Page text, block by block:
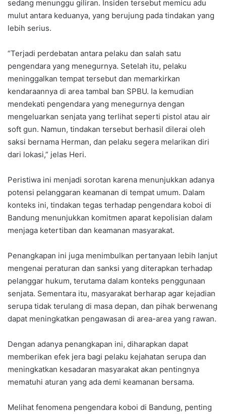
sedang menunggu giliran. Insiden tersebut memicu adu
mulut antara keduanya, yang berujung pada tindakan yang
lebih serius.
“Terjadi perdebatan antara pelaku dan salah satu
pengendara yang menegurnya. Setelah itu, pelaku
meninggalkan tempat tersebut dan memarkirkan
kendaraannya di area tambal ban SPBU. Ia kemudian
mendekati pengendara yang menegurnya dengan
mengeluarkan senjata yang terlihat seperti pistol atau air
soft gun. Namun, tindakan tersebut berhasil dilerai oleh
saksi bernama Herman, dan pelaku segera melarikan diri
dari lokasi,” jelas Heri.
Peristiwa ini menjadi sorotan karena menunjukkan adanya
potensi pelanggaran keamanan di tempat umum. Dalam
konteks ini, tindakan tegas terhadap pengendara koboi di
Bandung menunjukkan komitmen aparat kepolisian dalam
menjaga ketertiban dan keamanan masyarakat.
Penangkapan ini juga menimbulkan pertanyaan lebih lanjut
mengenai peraturan dan sanksi yang diterapkan terhadap
pelanggar hukum, terutama dalam konteks penggunaan
senjata. Sementara itu, masyarakat berharap agar kejadian
serupa tidak terulang di masa depan, dan pihak berwenang
dapat meningkatkan pengawasan di area-area yang rawan.
Dengan adanya penangkapan ini, diharapkan dapat
memberikan efek jera bagi pelaku kejahatan serupa dan
meningkatkan kesadaran masyarakat akan pentingnya
mematuhi aturan yang ada demi keamanan bersama.
Melihat fenomena pengendara koboi di Bandung, penting